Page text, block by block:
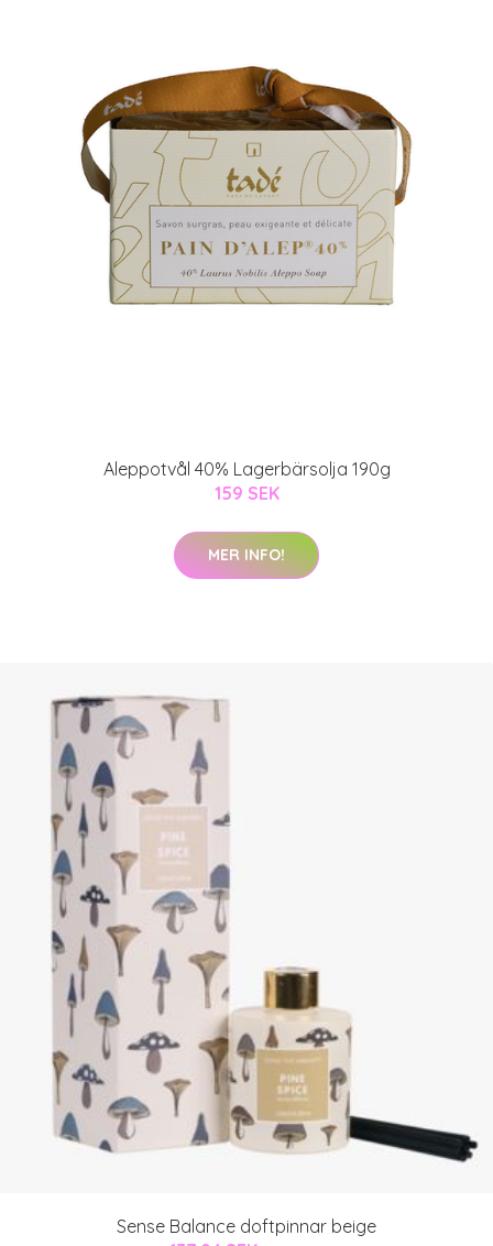
Aleppotvål 40% Lagerbärsolja 190g
159 SEK
MER INFO!
Sense Balance doftpinnar beige